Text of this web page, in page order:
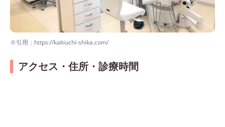
※引用：https://kakiuchi-shika.com/
アクセス・住所・診療時間